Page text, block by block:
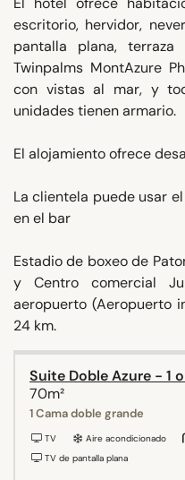
escritorio, hervidor,
pantalla plana,
Twinpalms MontAzure
con vistas al mar, y
unidades tienen armario.
El alojamiento ofrece
La clientela puede usar
en el bar
Estadio de boxeo de
y Centro comercial
aeropuerto (Aeropuerto
24 km.
Suite Doble Azure - 1
70m²
1 Cama doble grande
TV Aire acondicionado
TV de pantalla plana